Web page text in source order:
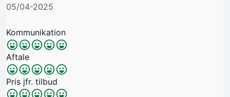
05/04-2025
Kommunikation
Aftale
Pris jfr. tilbud